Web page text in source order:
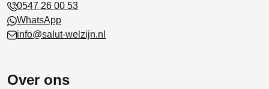
0547 26 00 53
WhatsApp
info@salut-welzijn.nl
Over ons